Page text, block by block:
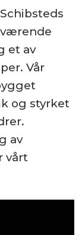
et av
Vår
og styrket
av
vårt